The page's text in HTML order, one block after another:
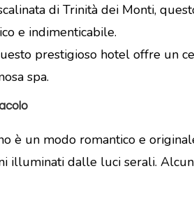
di Trinità dei Monti,
e indimenticabile.
prestigioso hotel offre un
spa.
è un modo romantico e
illuminati dalle luci serali.